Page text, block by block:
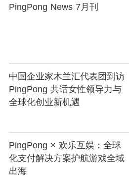
PingPong News 7月刊
中国企业家木兰汇代表团到访
PingPong 共话女性领导力与
全球化创业新机遇
PingPong × 欢乐互娱：全球
化支付解决方案护航游戏全域
出海